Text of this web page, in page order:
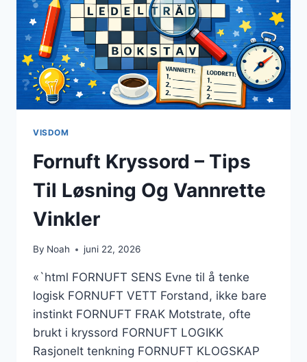
VISDOM
Fornuft Kryssord – Tips
Til Løsning Og Vannrette
Vinkler
By Noah juni 22, 2026
«`html FORNUFT SENS Evne til å tenke
logisk FORNUFT VETT Forstand, ikke bare
instinkt FORNUFT FRAK Motstrate, ofte
brukt i kryssord FORNUFT LOGIKK
Rasjonelt tenkning FORNUFT KLOGSKAP